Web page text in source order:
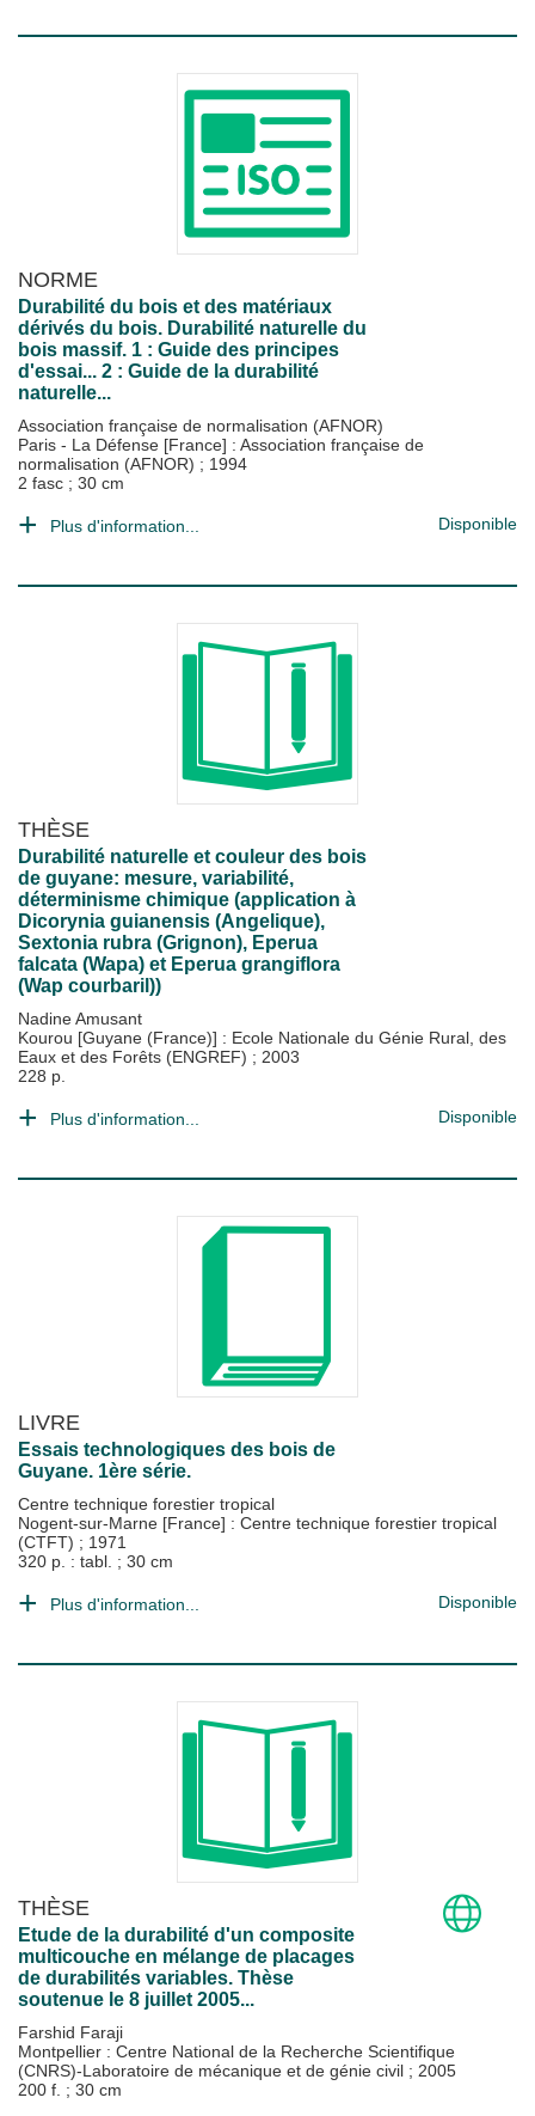
NORME
Durabilité du bois et des matériaux
dérivés du bois. Durabilité naturelle du
bois massif. 1 : Guide des principes
d'essai... 2 : Guide de la durabilité
naturelle...
Association française de normalisation (AFNOR)
Paris - La Défense [France] : Association française de
normalisation (AFNOR) ; 1994
2 fasc ; 30 cm
Plus d'information... Disponible
THÈSE
Durabilité naturelle et couleur des bois
de guyane: mesure, variabilité,
déterminisme chimique (application à
Dicorynia guianensis (Angelique),
Sextonia rubra (Grignon), Eperua
falcata (Wapa) et Eperua grangiflora
(Wap courbaril))
Nadine Amusant
Kourou [Guyane (France)] : Ecole Nationale du Génie Rural, des
Eaux et des Forêts (ENGREF) ; 2003
228 p.
Plus d'information... Disponible
LIVRE
Essais technologiques des bois de
Guyane. 1ère série.
Centre technique forestier tropical
Nogent-sur-Marne [France] : Centre technique forestier tropical
(CTFT) ; 1971
320 p. : tabl. ; 30 cm
Plus d'information... Disponible
THÈSE
Etude de la durabilité d'un composite
multicouche en mélange de placages
de durabilités variables. Thèse
soutenue le 8 juillet 2005...
Farshid Faraji
Montpellier : Centre National de la Recherche Scientifique
(CNRS)-Laboratoire de mécanique et de génie civil ; 2005
200 f. ; 30 cm